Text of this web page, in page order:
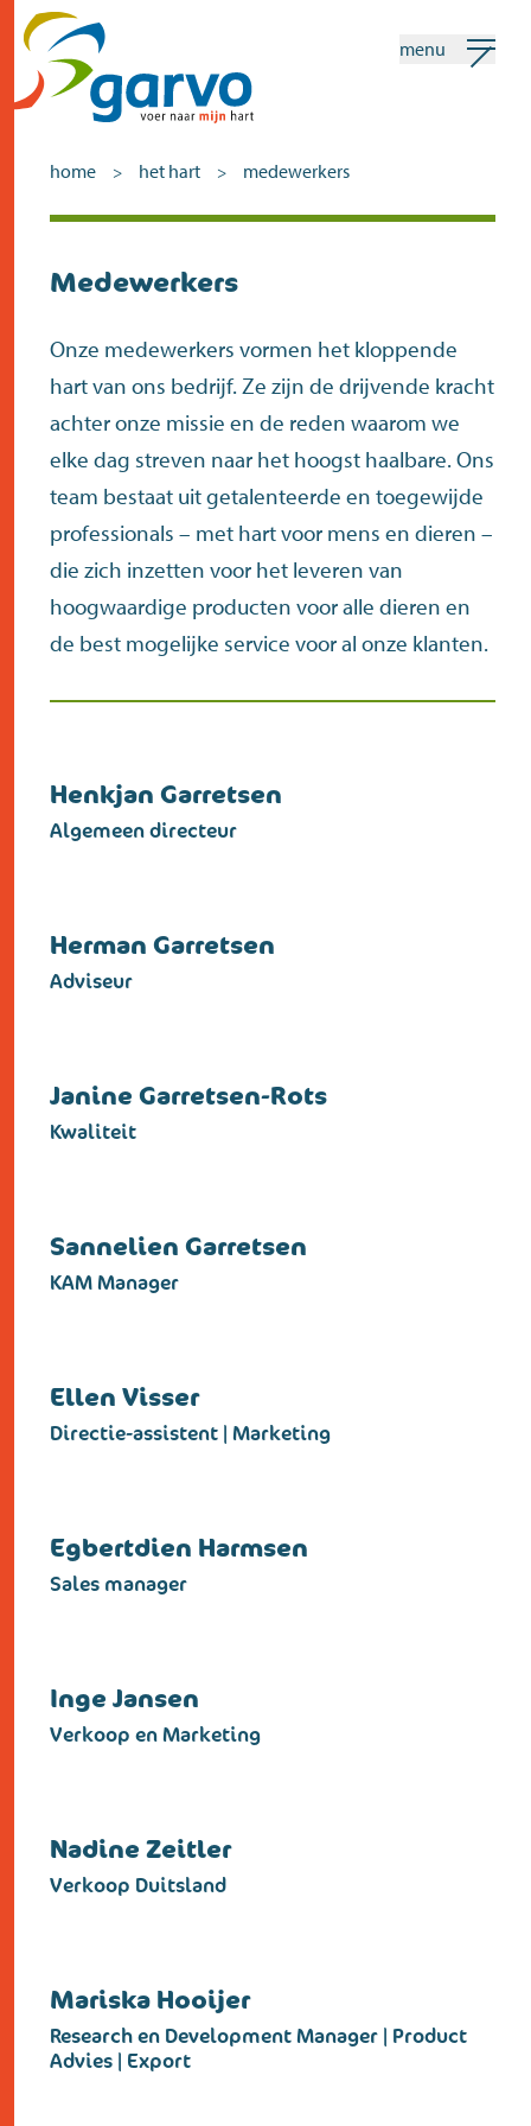
home
het hart
assortiment
winkels
nieuws
contact
menu
home > het hart > medewerkers
Medewerkers
Onze medewerkers vormen het kloppende
hart van ons bedrijf. Ze zijn de drijvende kracht
achter onze missie en de reden waarom we
elke dag streven naar het hoogst haalbare. Ons
team bestaat uit getalenteerde en toegewijde
professionals – met hart voor mens en dieren –
die zich inzetten voor het leveren van
hoogwaardige producten voor alle dieren en
de best mogelijke service voor al onze klanten.
Henkjan Garretsen
Algemeen directeur
Herman Garretsen
Adviseur
Janine Garretsen-Rots
Kwaliteit
Sannelien Garretsen
KAM Manager
Ellen Visser
Directie-assistent | Marketing
Egbertdien Harmsen
Sales manager
Inge Jansen
Verkoop en Marketing
Nadine Zeitler
Verkoop Duitsland
Mariska Hooijer
Research en Development Manager | Product
Advies | Export